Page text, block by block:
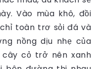
Vào mùa khô, đồi
toàn trơ sỏi đá và
nồng dịu nhẹ của
cây cỏ trở nên xanh